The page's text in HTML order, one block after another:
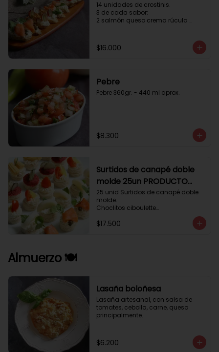
14 unidades de crostinis.
3 de cada sabor:
2 salmón queso crema rúcula
caramelizada y miel.
3 camaron queso crema rúcula.
$16.000
Pebre
Pebre 360gr. - 440 ml aprox.
$8.300
Surtidos de canapé doble
molde 25un PRODUCTO
DELICADO .
25 unid Surtidos de canapé doble
molde.
Choclitos ciboulette
Tomate aji verde.
$17.500
Almuerzo 🍽️
Lasaña boloñesa
Lasaña artesanal, con salsa de
tomates, cebolla, carne, queso
principalmente.
$6.200